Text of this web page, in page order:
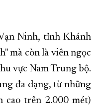
Ninh, tỉnh Khánh
mà còn là viên ngọc
vực Nam Trung bộ.
đa dạng, từ những
cao trên 2.000 mét)